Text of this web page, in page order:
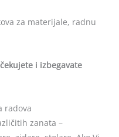
za materijale, radnu
i izbegavate
radova
zanata –